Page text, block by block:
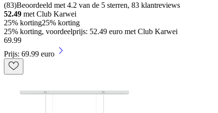
(83)Beoordeeld met 4.2 van de 5 sterren, 83 klantreviews
52.49 met Club Karwei
25% korting25% korting
25% korting, voordeelprijs: 52.49 euro met Club Karwei
69.99
Prijs: 69.99 euro